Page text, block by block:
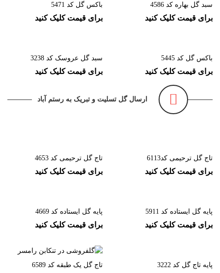
سبد گل بهاره کد 4586
برای قیمت کلیک کنید
باکس گل کد 5471
برای قیمت کلیک کنید
باکس گل کد 5445
برای قیمت کلیک کنید
سبد گل عروسک کد 3238
برای قیمت کلیک کنید
ارسال گل تسلیت و تبریک به رستم آباد
تاج گل ترحیمی کد6113
برای قیمت کلیک کنید
تاج گل ترحیمی کد 4653
برای قیمت کلیک کنید
پایه گل ایستاده کد 5911
برای قیمت کلیک کنید
پایه گل ایستاده کد 4669
برای قیمت کلیک کنید
پایه تاج گل کد 3222 تاج گل یک طبقه کد 6589